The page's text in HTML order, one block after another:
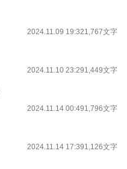
2024.11.09 19:321,767文字
2024.11.10 23:291,449文字
2024.11.14 00:491,796文字
2024.11.14 17:391,126文字